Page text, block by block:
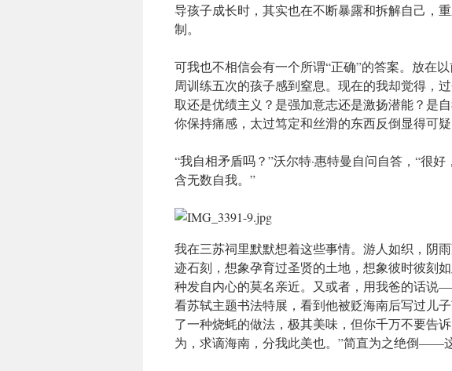
导孩子成长时，其实也在不断暴露和拆解自己，
制。
可我也不相信会有一个所谓“正确”的答案。放在
周训练五次的孩子感到窒息。现在的我却觉得，
取还是优绩主义？是强加意志还是激扬潜能？是
你保持痛感，太过笃定和丝滑的东西反倒显得可疑
“我自相矛盾吗？”沃尔特·惠特曼自问自答，“很
含无数自我。”
我在三苏祠里默默想着这些事情。游人如织，阴
迹石刻，想象孕育过圣贤的土地，想象彼时彼刻
种发自内心的莫名亲近。又或者，用我爸的话说
看苏轼主题书法特展，看到他被贬海南后写过儿
了一种烧蚝的做法，极其美味，但你千万不要告
为，求谪海南，分我此美也。”简直为之绝倒——